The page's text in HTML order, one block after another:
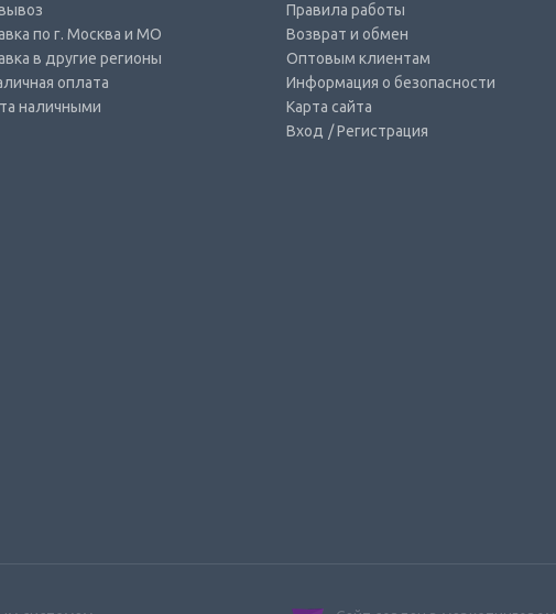
по г. Москва и МО
в другие регионы
оплата
наличными
Правила работы
Возврат и обмен
Оптовым клиентам
Информация о безопасности
Карта сайта
Вход / Регистрация